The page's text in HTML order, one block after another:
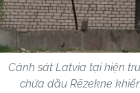
Cảnh sát Latvia tại hiện
chứa dầu Rēzekne